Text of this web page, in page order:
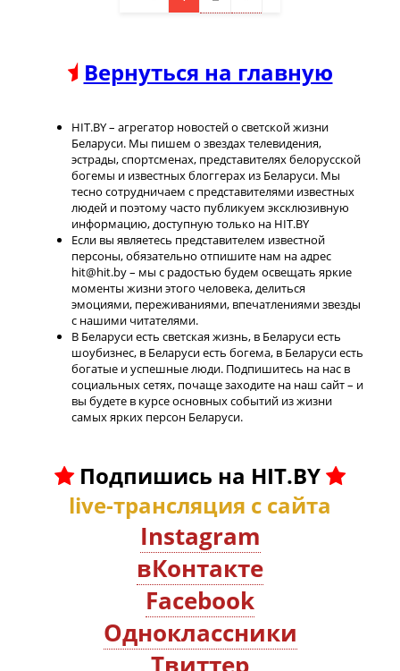
Вернуться на главную
HIT.BY – агрегатор новостей о светской жизни
Беларуси. Мы пишем о звездах телевидения,
эстрады, спортсменах, представителях белорусской
богемы и известных блоггерах из Беларуси. Мы
тесно сотрудничаем с представителями известных
людей и поэтому часто публикуем эксклюзивную
информацию, доступную только на HIT.BY
Если вы являетесь представителем известной
персоны, обязательно отпишите нам на адрес
hit@hit.by – мы с радостью будем освещать яркие
моменты жизни этого человека, делиться
эмоциями, переживаниями, впечатлениями звезды
с нашими читателями.
В Беларуси есть светская жизнь, в Беларуси есть
шоубизнес, в Беларуси есть богема, в Беларуси есть
богатые и успешные люди. Подпишитесь на нас в
социальных сетях, почаще заходите на наш сайт – и
вы будете в курсе основных событий из жизни
самых ярких персон Беларуси.
Подпишись на HIT.BY
live-трансляция с сайта
Instagram
вКонтакте
Facebook
Oдноклассники